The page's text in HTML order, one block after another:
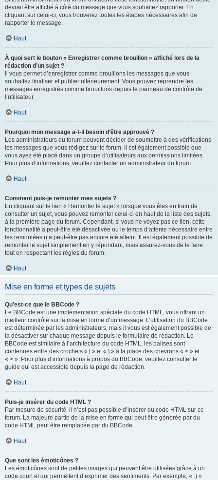
devrait être affiché à côté du message que vous souhaitez rapporter. En
cliquant sur celui-ci, vous trouverez toutes les étapes nécessaires afin de
rapporter le message.
Haut
À quoi sert le bouton « Enregistrer comme brouillon » affiché lors de la
rédaction d’un sujet ?
Il vous permet d’enregistrer comme brouillons les messages que vous
souhaitez finaliser et publier ultérieurement. Vous pouvez reprendre les
messages enregistrés comme brouillons depuis le panneau de contrôle de
l’utilisateur.
Haut
Pourquoi mon message a-t-il besoin d’être approuvé ?
Les administrateurs du forum peuvent décider de soumettre à des vérifications
les messages que vous rédigez sur le forum. Il est également possible que
vous ayez été placé dans un groupe d’utilisateurs aux permissions limitées.
Pour plus d’informations, veuillez contacter un administrateur du forum.
Haut
Comment puis-je remonter mes sujets ?
En cliquant sur le lien « Remonter le sujet » lorsque vous êtes en train de
consulter un sujet, vous pouvez remonter celui-ci en haut de la liste des sujets,
à la première page du forum. Cependant, si vous ne voyez pas ce lien, cette
fonctionnalité a peut-être été désactivée ou le temps d’attente nécessaire entre
les remontées n’a peut-être pas encore été atteint. Il est également possible de
remonter le sujet simplement en y répondant, mais assurez-vous de le faire
tout en respectant les règles du forum.
Haut
Mise en forme et types de sujets
Qu’est-ce que le BBCode ?
Le BBCode est une implémentation spéciale du code HTML, vous offrant un
meilleur contrôle sur la mise en forme d’un message. L’utilisation du BBCode
est déterminée par les administrateurs, mais il vous est également possible de
la désactiver sur chaque message depuis le formulaire de rédaction. Le
BBCode est similaire à l’architecture du code HTML, les balises sont
contenues entre des crochets « [ » et « ] » à la place des chevrons « < » et
« > ». Pour plus d’informations à propos du BBCode, veuillez consulter le
guide qui est accessible depuis la page de rédaction.
Haut
Puis-je insérer du code HTML ?
Par mesure de sécurité, il n’est pas possible d’insérer du code HTML sur ce
forum. La majeure partie de la mise en forme qui peut être générée par du
code HTML peut être remplacée par du BBCode.
Haut
Que sont les émoticônes ?
Les émoticônes sont de petites images qui peuvent être utilisées grâce à un
code court et qui permettent d’exprimer des sentiments. Par exemple, « :) »